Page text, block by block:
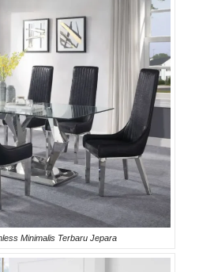
Minimalis Terbaru Jepara